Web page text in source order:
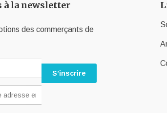
à la newsletter
des commerçants de